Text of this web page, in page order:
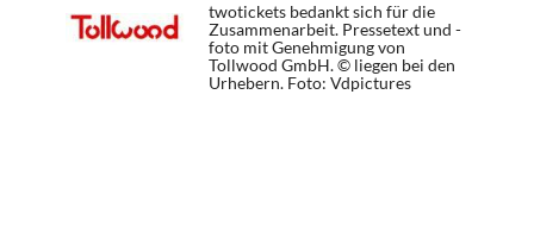
twotickets bedankt sich für die
Zusammenarbeit. Pressetext und -
foto mit Genehmigung von
Tollwood GmbH. © liegen bei den
Urhebern. Foto: Vdpictures